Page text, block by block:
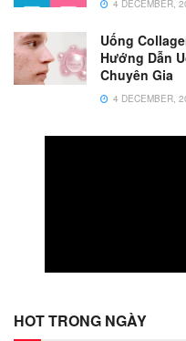
4 DECEMBER,
Uống
Hướng Dẫn
Chuyên Gia
4 DECEMBER,
HOT TRONG NGÀY